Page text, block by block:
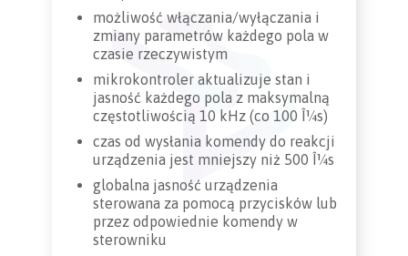
możliwość włączania/wyłączania i
zmiany parametrów każdego pola w
czasie rzeczywistym
mikrokontroler aktualizuje stan i
jasność każdego pola z maksymalną
częstotliwością 10 kHz (co 100 Î¼s)
czas od wysłania komendy do reakcji
urządzenia jest mniejszy niż 500 Î¼s
globalna jasność urządzenia
sterowana za pomocą przycisków lub
przez odpowiednie komendy w
sterowniku